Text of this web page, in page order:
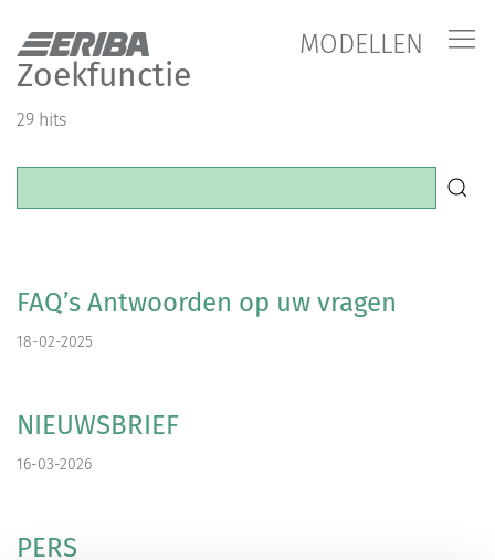
MODELLEN
Zoekfunctie
29 hits
FAQ’s Antwoorden op uw vragen
18-02-2025
NIEUWSBRIEF
16-03-2026
PERS